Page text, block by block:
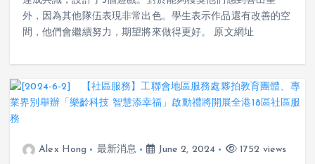
達成共識，設計了3個遊戲。對於能夠獲獎他們感到喜出望
外，因為其他隊伍表現非常出色。學生表示作品還有改善的空
間，他們會繼續努力，期望將來做得更好。 原文網址
Alex Hong 最新消息 June 2, 2024 1752 views